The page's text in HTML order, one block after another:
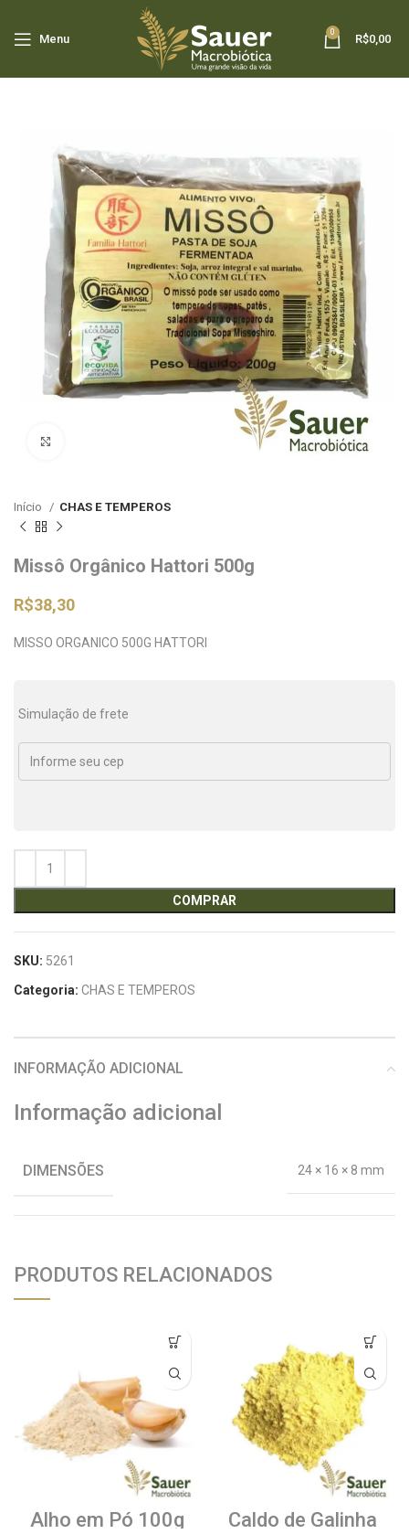
Menu
0
R$0,00
Início CHAS E TEMPEROS
Missô Orgânico Hattori 500g
R$38,30
MISSO ORGANICO 500G HATTORI
Simulação de frete
COMPRAR
SKU: 5261
Categoria: CHAS E TEMPEROS
INFORMAÇÃO ADICIONAL
Informação adicional
DIMENSÕES 24 × 16 × 8 mm
PRODUTOS RELACIONADOS
Alho em Pó 100g Caldo de Galinha